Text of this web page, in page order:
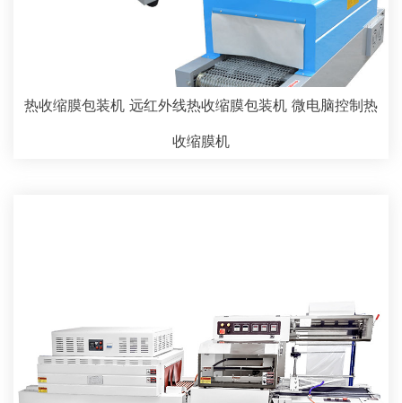
热收缩膜包装机 远红外线热收缩膜包装机 微电脑控制热
收缩膜机